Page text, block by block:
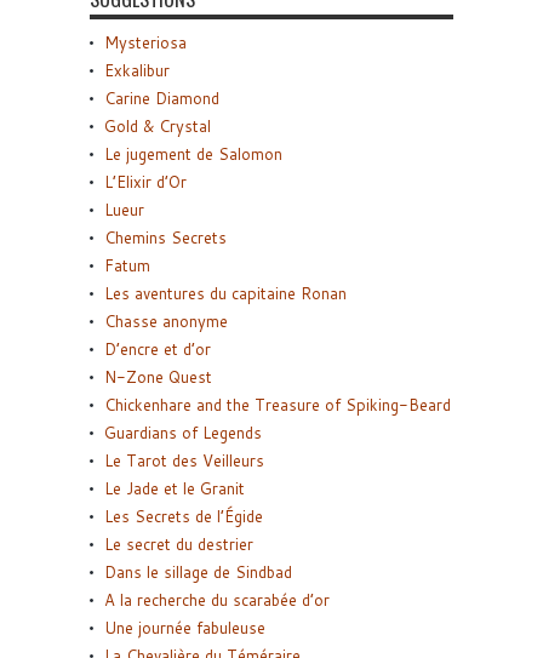
Mysteriosa
Exkalibur
Carine Diamond
Gold & Crystal
Le jugement de Salomon
L’Elixir d’Or
Lueur
Chemins Secrets
Fatum
Les aventures du capitaine Ronan
Chasse anonyme
D’encre et d’or
N-Zone Quest
Chickenhare and the Treasure of Spiking-Beard
Guardians of Legends
Le Tarot des Veilleurs
Le Jade et le Granit
Les Secrets de l’Égide
Le secret du destrier
Dans le sillage de Sindbad
A la recherche du scarabée d’or
Une journée fabuleuse